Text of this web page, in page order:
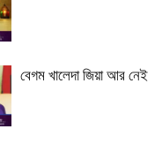
বেগম খালেদা জিয়া আর নেই